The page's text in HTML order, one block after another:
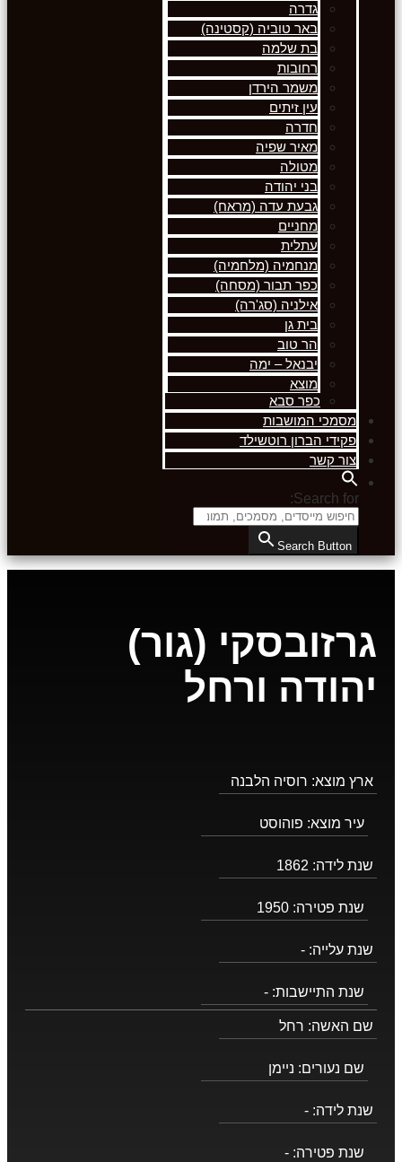
גדרה
באר טוביה (קסטינה)
בת שלמה
רחובות
משמר הירדן
עין זיתים
חדרה
מאיר שפיה
מטולה
בני יהודה
גבעת עדה (מראח)
מחניים
עתלית
מנחמיה (מלחמיה)
כפר תבור (מסחה)
אילניה (סג'רה)
בית גן
הר טוב
יבנאל – ימה
מוצא
כפר סבא
מסמכי המושבות
פקידי הברון רוטשילד
צור קשר
Search for:
Search Button
גרזובסקי (גור)
יהודה ורחל
ארץ מוצא: רוסיה הלבנה
עיר מוצא: פוהוסט
שנת לידה: 1862
שנת פטירה: 1950
שנת עלייה: -
שנת התיישבות: -
שם האשה: רחל
שם נעורים: ניימן
שנת לידה: -
שנת פטירה: -